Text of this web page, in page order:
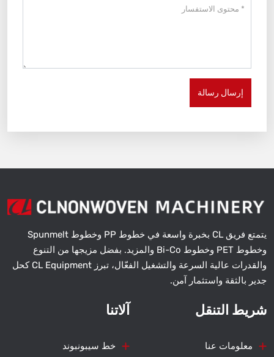
إرسال رسالة
يتمتع فريق CL بخبرة واسعة في خطوط PP وخطوط Spunmelt
وخطوط PET وخطوط Bi-Co والمزيد. بفضل مزيجها من التنوع
والقدرات عالية السرعة والتشغيل الفعّال، تبرز CL Equipment كحل
جدير بالثقة واستثمار آمن.
شريط التنقل
معلومات عنا
آلاتنا
خط سيبونبوند